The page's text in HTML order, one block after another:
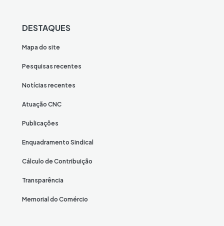
DESTAQUES
Mapa do site
Pesquisas recentes
Notícias recentes
Atuação CNC
Publicações
Enquadramento Sindical
Cálculo de Contribuição
Transparência
Memorial do Comércio